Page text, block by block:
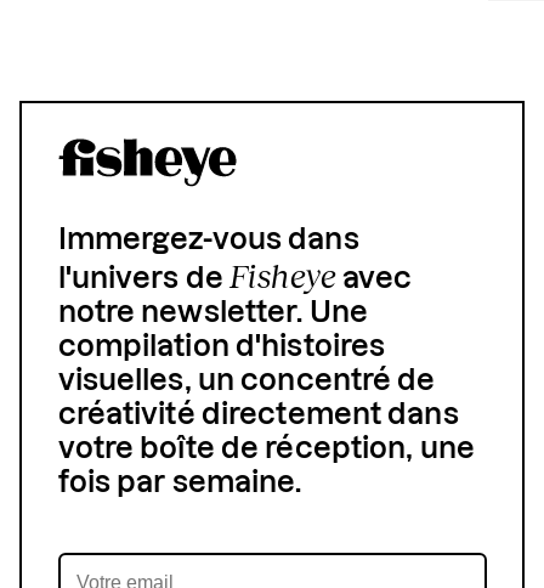
Immergez-vous dans
l'univers deFisheyeavec
notre newsletter. Une
compilation d'histoires
visuelles, un concentré de
créativité directement dans
votre boîte de réception, une
fois par semaine.